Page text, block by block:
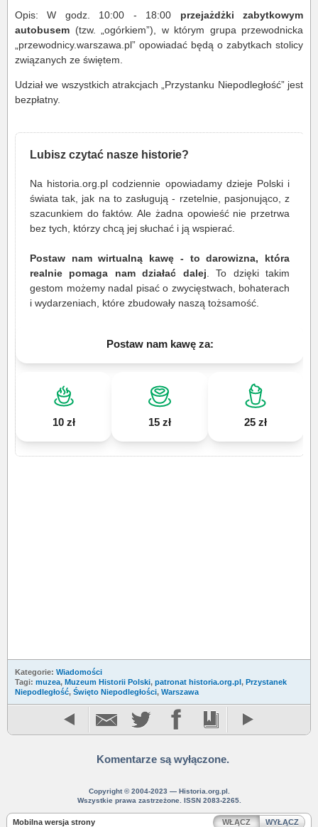
Opis: W godz. 10:00 - 18:00 przejażdżki zabytkowym
autobusem (tzw. „ogórkiem”), w którym grupa przewodnicka
„przewodnicy.warszawa.pl” opowiadać będą o zabytkach stolicy
związanych ze świętem.
Udział we wszystkich atrakcjach „Przystanku Niepodległość” jest
bezpłatny.
Lubisz czytać nasze historie?
Na historia.org.pl codziennie opowiadamy dzieje Polski i
świata tak, jak na to zasługują - rzetelnie, pasjonująco, z
szacunkiem do faktów. Ale żadna opowieść nie przetrwa
bez tych, którzy chcą jej słuchać i ją wspierać.
Postaw nam wirtualną kawę - to darowizna, która
realnie pomaga nam działać dalej . To dzięki takim
gestom możemy nadal pisać o zwycięstwach, bohaterach
i wydarzeniach, które zbudowały naszą tożsamość.
Postaw nam kawę za:
10 zł 15 zł 25 zł
Kategorie: Wiadomości
Tagi: muzea, Muzeum Historii Polski, patronat historia.org.pl, Przystanek
Niepodległość, Święto Niepodległości, Warszawa
Komentarze są wyłączone.
Copyright © 2004-2023 — Historia.org.pl.
Wszystkie prawa zastrzeżone. ISSN 2083-2265.
Mobilna wersja strony WŁĄCZ WYŁĄCZ